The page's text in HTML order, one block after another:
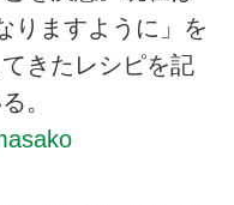
りますように」を
きたレシピを記
。